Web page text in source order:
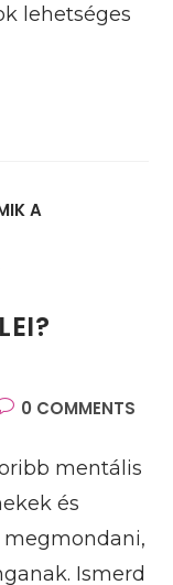
lehetséges
0 COMMENTS
mentális
és
megmondani,
Ismerd